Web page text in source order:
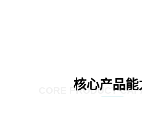
核心产品能
CORE PRODUCT